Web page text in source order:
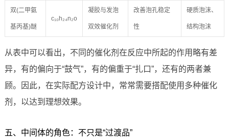
双(二甲氨
基丙基)醚
c₁₀h₂₄n₂o
凝胶与发泡
双效催化剂
改善泡孔稳定
性
硬质泡沫、
结构泡沫
从表中可以看出，不同的催化剂在反应中所起的作用略有差
异，有的偏向于“鼓气”，有的偏重于“扎口”，还有的两者兼
顾。因此，在实际配方设计中，常常需要搭配使用多种催化
剂，以达到理想效果。
五、中间体的角色：不只是“过渡品”